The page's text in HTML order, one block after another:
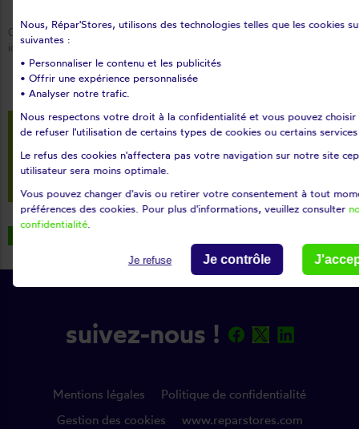
Cet hiver, repar'stores vous offre 100€ sur votre motorisation ! Consultez
ici:
suivez-nous !
Mentions légales
Politique de confidentialité
Gestion des cookies
www.reparstores.com
Nous, Répar'Stores, utilisons des technologies telles que les cookies
suivantes :
• Personnaliser le contenu et les publicités
• Offrir une expérience personnalisée
• Analyser notre trafic.
Nous respectons votre droit à la confidentialité et vous pouvez
de refuser l'utilisation de certains types de cookies ou certains
Le refus des cookies n'affectera pas votre navigation sur notre site
utilisateur sera moins optimale.
Vous pouvez changer d'avis ou retirer votre consentement à tout
préférences des cookies. Pour plus d'informations, veuillez consulter
confidentialité.
Je refuse Je contrôle